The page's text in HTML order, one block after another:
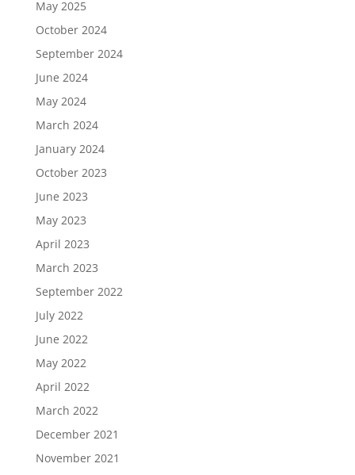
May 2025
October 2024
September 2024
June 2024
May 2024
March 2024
January 2024
October 2023
June 2023
May 2023
April 2023
March 2023
September 2022
July 2022
June 2022
May 2022
April 2022
March 2022
December 2021
November 2021